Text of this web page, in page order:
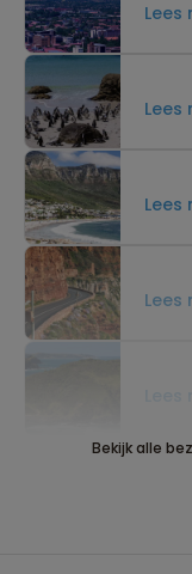
Lees
Lees
Lees
Lees
Bekijk alle